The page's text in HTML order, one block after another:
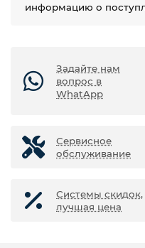
информацию о
Задайте нам
вопрос в
WhatApp
Сервисное
обслуживание
Системы скидок,
лучшая цена